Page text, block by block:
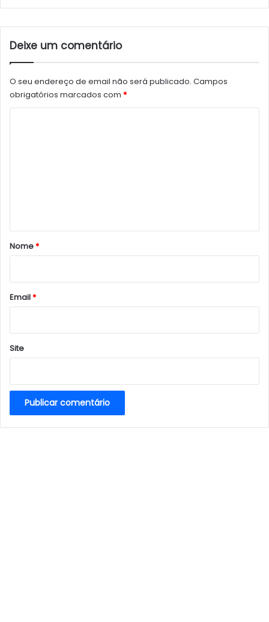
Deixe um comentário
O seu endereço de email não será publicado. Campos
obrigatórios marcados com *
r
*
Nome*
Email*
Site